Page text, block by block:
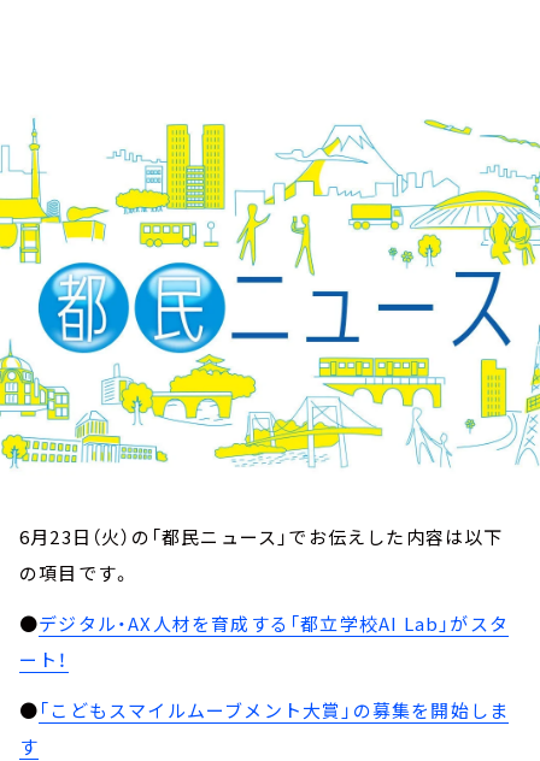
イベント・グッズ
YouTube
会社情報
6月23日（火）の「都民ニュース」でお伝えした内容は以下
の項目です。
●デジタル・AX人材を育成する「都立学校AI Lab」がスタ
ート！
●「こどもスマイルムーブメント大賞」の募集を開始しま
す